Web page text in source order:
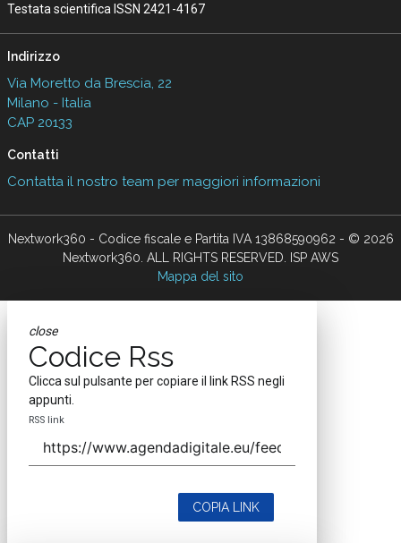
Testata scientifica ISSN 2421-4167
Indirizzo
Via Moretto da Brescia, 22
Milano - Italia
CAP 20133
Contatti
Contatta il nostro team per maggiori informazioni
Nextwork360 - Codice fiscale e Partita IVA 13868590962 - © 2026
Nextwork360. ALL RIGHTS RESERVED. ISP AWS
Mappa del sito
close
Codice Rss
Clicca sul pulsante per copiare il link RSS negli
appunti.
RSS link
COPIA LINK